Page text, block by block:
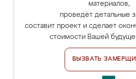
материалов,
проведёт детальные
составит проект и сделает
стоимости Вашей
ВЫЗВАТЬ